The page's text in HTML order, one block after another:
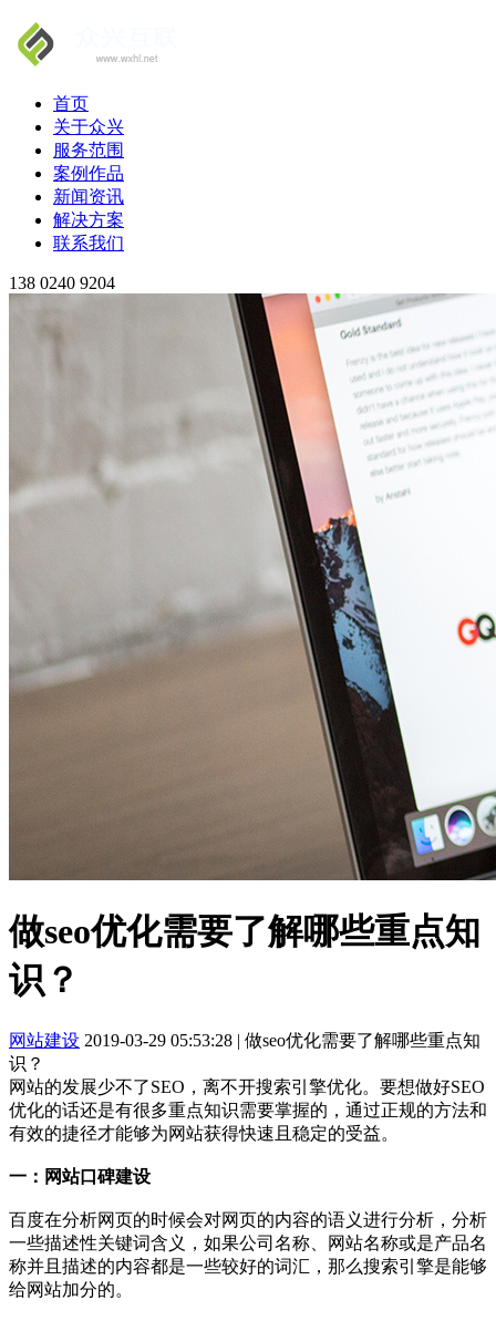
首页
关于众兴
服务范围
案例作品
新闻资讯
解决方案
联系我们
138 0240 9204
做seo优化需要了解哪些重点知
识？
网站建设 2019-03-29 05:53:28 | 做seo优化需要了解哪些重点知
识？
网站的发展少不了SEO，离不开搜索引擎优化。要想做好SEO
优化的话还是有很多重点知识需要掌握的，通过正规的方法和
有效的捷径才能够为网站获得快速且稳定的受益。
一：网站口碑建设
百度在分析网页的时候会对网页的内容的语义进行分析，分析
一些描述性关键词含义，如果公司名称、网站名称或是产品名
称并且描述的内容都是一些较好的词汇，那么搜索引擎是能够
给网站加分的。